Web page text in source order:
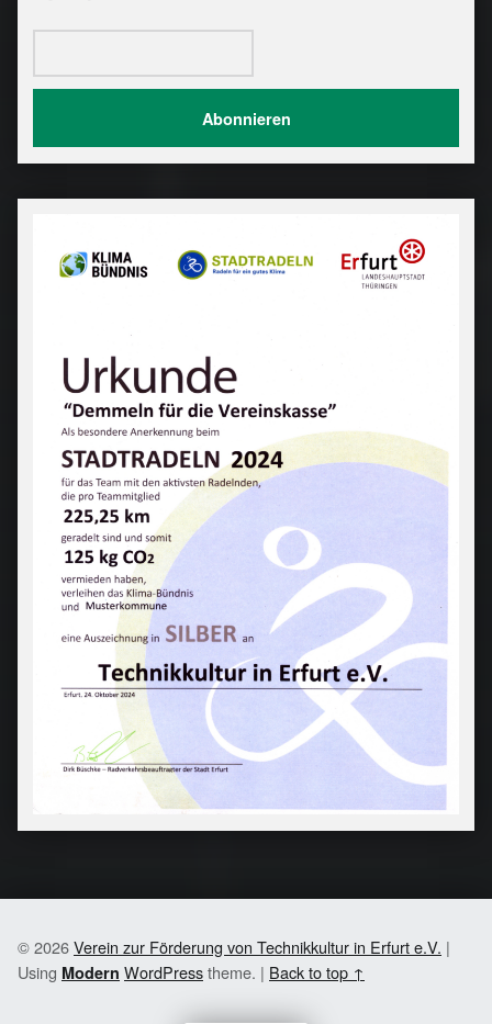
© 2026Verein zur Förderung von Technikkultur in Erfurt e.V. |
Using Modern WordPresstheme. | Back to top ↑